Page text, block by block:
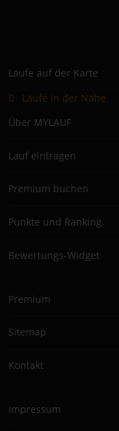
Läufe auf der Karte
Läufe in der Nähe
Über MYLAUF
Lauf eintragen
Premium buchen
Punkte und Ranking
Bewertungs-Widget
Premium
Sitemap
Kontakt
Impressum